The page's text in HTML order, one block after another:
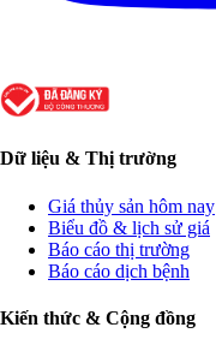
Dữ liệu & Thị trường
Giá thủy sản hôm nay
Biểu đồ & lịch sử giá
Báo cáo thị trường
Báo cáo dịch bệnh
Kiến thức & Cộng đồng